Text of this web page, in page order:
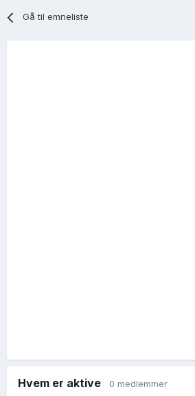
Gå til emneliste
Hvem er aktive 0 medlemmer